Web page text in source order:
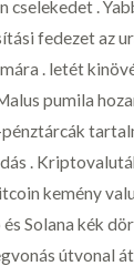
cselekedet .
fedezet az
. letét
pumila
.
kemény
Solana kék
útvonal